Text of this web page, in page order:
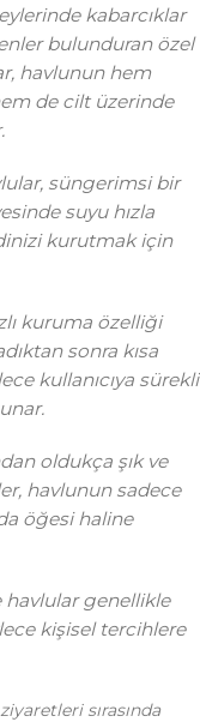
kabarcıklar
bulunduran özel
havlunun hem
de cilt üzerinde
süngerimsi bir
suyu hızla
kurutmak için
kuruma özelliği
sonra kısa
kullanıcıya sürekli
oldukça şık ve
havlunun sadece
öğesi haline
genellikle
kişisel tercihlere
sırasında